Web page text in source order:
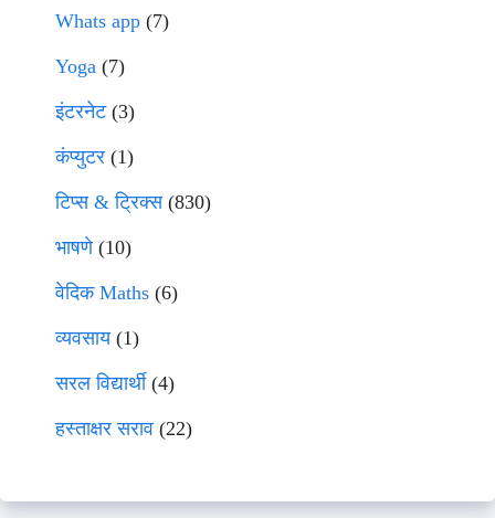
Whats app (7)
Yoga (7)
इंटरनेट(3)
कंप्युटर (1)
टिप्स & ट्रिक्स(830)
भाषणे(10)
वेदिक Maths (6)
व्यवसाय(1)
सरल विद्यार्थी(4)
हस्ताक्षर सराव (22)